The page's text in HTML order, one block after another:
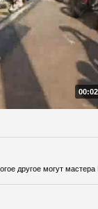
другое могут мастера